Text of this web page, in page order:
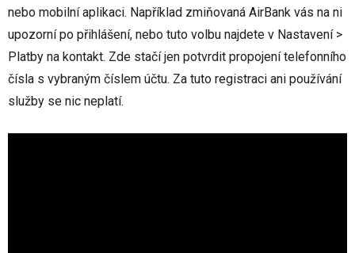
nebo mobilní aplikaci. Například zmiňovaná AirBank vás na ni
upozorní po přihlášení, nebo tuto volbu najdete v Nastavení >
Platby na kontakt. Zde stačí jen potvrdit propojení telefonního
čísla s vybraným číslem účtu. Za tuto registraci ani používání
služby se nic neplatí.